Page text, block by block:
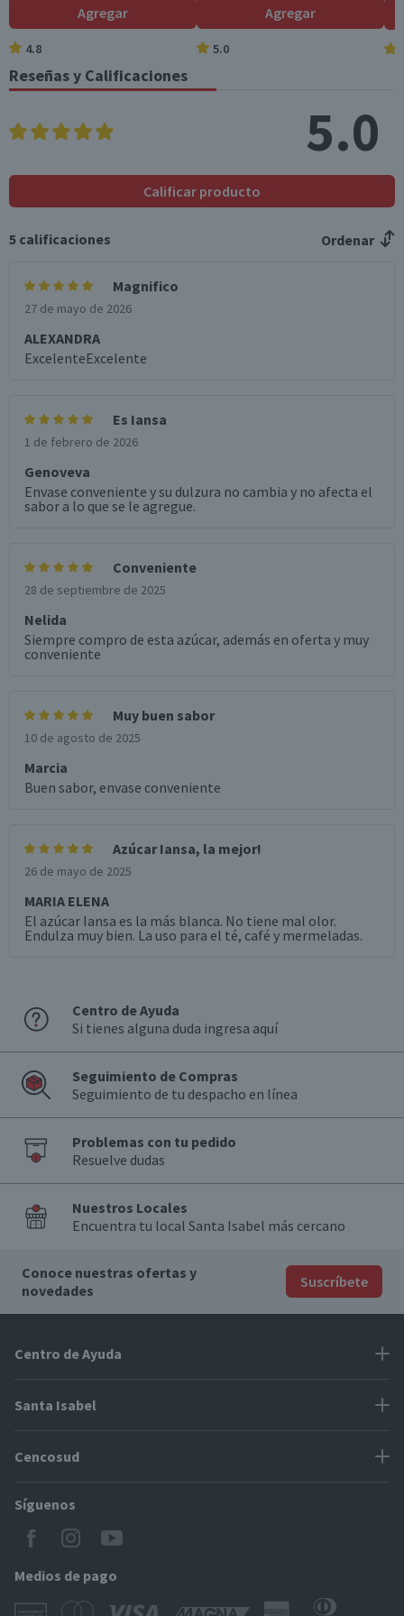
Agregar
4.8
Agregar
5.0
Reseñas y Calificaciones
5.0
Calificar producto
5 calificaciones Ordenar
Magnifico
27 de mayo de 2026
ALEXANDRA
ExcelenteExcelente
Es Iansa
1 de febrero de 2026
Genoveva
Envase conveniente y su dulzura no cambia y no afecta el
sabor a lo que se le agregue.
Conveniente
28 de septiembre de 2025
Nelida
Siempre compro de esta azúcar, además en oferta y muy
conveniente
Muy buen sabor
10 de agosto de 2025
Marcia
Buen sabor, envase conveniente
Azúcar Iansa, la mejor!
26 de mayo de 2025
MARIA ELENA
El azúcar Iansa es la más blanca. No tiene mal olor.
Endulza muy bien. La uso para el té, café y mermeladas.
Centro de Ayuda
Si tienes alguna duda ingresa aquí
Seguimiento de Compras
Seguimiento de tu despacho en línea
Problemas con tu pedido
Resuelve dudas
Nuestros Locales
Encuentra tu local Santa Isabel más cercano
Conoce nuestras ofertas y
novedades
Suscríbete
Centro de Ayuda
Problemas con tu pedido
Cómo modificar mis datos
Modos de entrega y cobertura
Locales Santa Isabel
Servicio al cliente
Santa Isabel
Proveedores
CyberDay
BlackFriday
Cencosud
Paris
Jumbo
Easy
Tarjeta Cencosud Scotiabank
Síguenos
Medios de pago